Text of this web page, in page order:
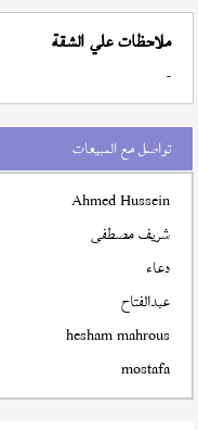
ملاحظات علي الشقة
-
تواصل مع المبيعات
Ahmed Hussein
شريف مصطفى
دعاء
عبدالفتاح
hesham mahrous
mostafa